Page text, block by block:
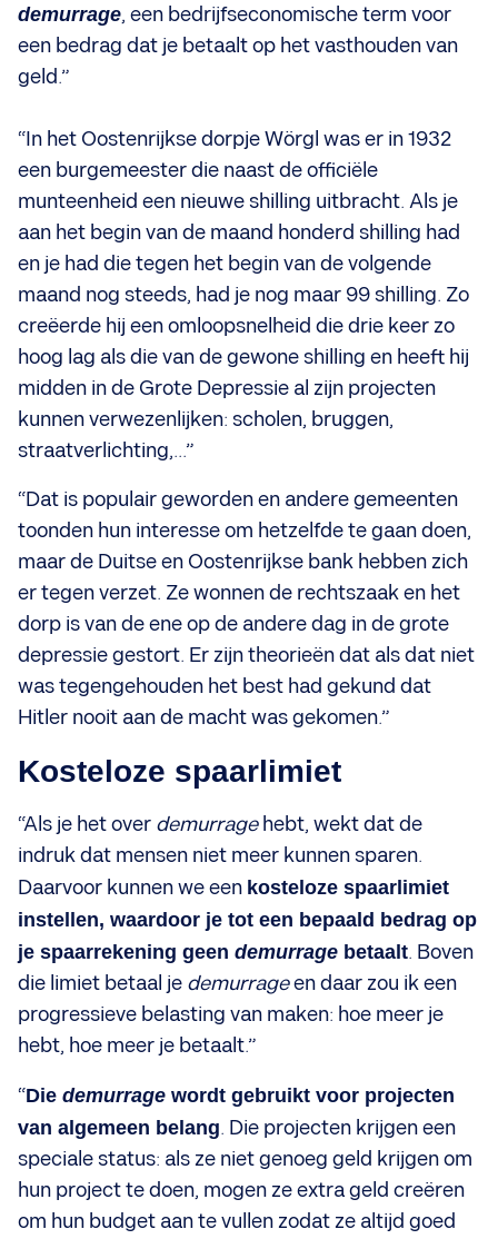
demurrage, een bedrijfseconomische term voor
een bedrag dat je betaalt op het vasthouden van
geld.”
“In het Oostenrijkse dorpje Wörgl was er in 1932
een burgemeester die naast de officiële
munteenheid een nieuwe shilling uitbracht. Als je
aan het begin van de maand honderd shilling had
en je had die tegen het begin van de volgende
maand nog steeds, had je nog maar 99 shilling. Zo
creëerde hij een omloopsnelheid die drie keer zo
hoog lag als die van de gewone shilling en heeft hij
midden in de Grote Depressie al zijn projecten
kunnen verwezenlijken: scholen, bruggen,
straatverlichting,...”
“Dat is populair geworden en andere gemeenten
toonden hun interesse om hetzelfde te gaan doen,
maar de Duitse en Oostenrijkse bank hebben zich
er tegen verzet. Ze wonnen de rechtszaak en het
dorp is van de ene op de andere dag in de grote
depressie gestort. Er zijn theorieën dat als dat niet
was tegengehouden het best had gekund dat
Hitler nooit aan de macht was gekomen.”
Kosteloze spaarlimiet
“Als je het over demurragehebt, wekt dat de
indruk dat mensen niet meer kunnen sparen.
Daarvoor kunnen we een kosteloze spaarlimiet
instellen, waardoor je tot een bepaald bedrag op
je spaarrekening geen demurrage betaalt. Boven
die limiet betaal je demurrageen daar zou ik een
progressieve belasting van maken: hoe meer je
hebt, hoe meer je betaalt.”
“Die demurrage wordt gebruikt voor projecten
van algemeen belang. Die projecten krijgen een
speciale status: als ze niet genoeg geld krijgen om
hun project te doen, mogen ze extra geld creëren
om hun budget aan te vullen zodat ze altijd goed